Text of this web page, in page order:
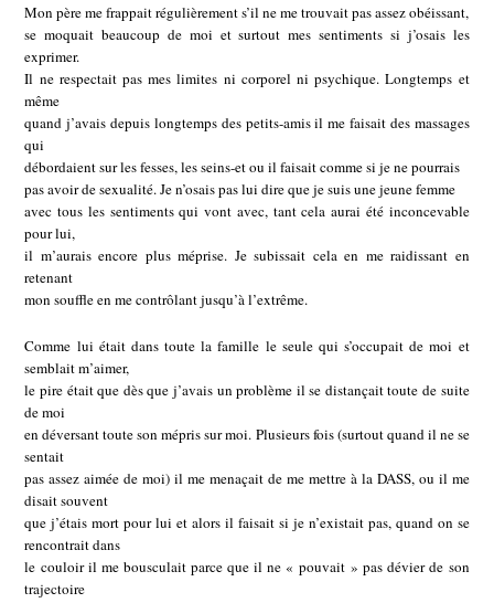
Mon père me frappait régulièrement s’il ne me trouvait pas assez obéissant,
se moquait beaucoup de moi et surtout mes sentiments si j’osais les
exprimer.
Il ne respectait pas mes limites ni corporel ni psychique. Longtemps et
même
quand j’avais depuis longtemps des petits-amis il me faisait des massages
qui
débordaient sur les fesses, les seins-et ou il faisait comme si je ne pourrais
pas avoir de sexualité. Je n’osais pas lui dire que je suis une jeune femme
avec tous les sentiments qui vont avec, tant cela aurai été inconcevable
pour lui,
il m’aurais encore plus méprise. Je subissait cela en me raidissant en
retenant
mon souffle en me contrôlant jusqu’à l’extrême.
Comme lui était dans toute la famille le seule qui s’occupait de moi et
semblait m’aimer,
le pire était que dès que j’avais un problème il se distançait toute de suite
de moi
en déversant toute son mépris sur moi. Plusieurs fois (surtout quand il ne se
sentait
pas assez aimée de moi) il me menaçait de me mettre à la DASS, ou il me
disait souvent
que j’étais mort pour lui et alors il faisait si je n’existait pas, quand on se
rencontrait dans
le couloir il me bousculait parce que il ne « pouvait » pas dévier de son
trajectoire